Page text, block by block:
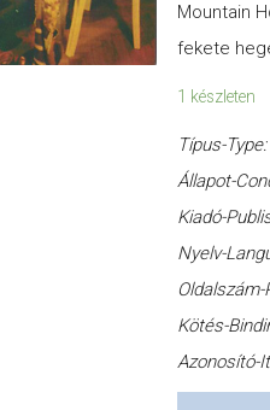
Mountain
fekete
1 készleten
Típus-Type:
Állapot-
Kiadó-
Nyelv-
Oldalszám-
Kötés-
Azonosító-